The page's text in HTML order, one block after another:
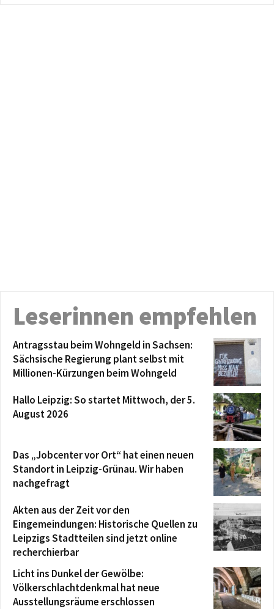
Leserinnen empfehlen
Antragsstau beim Wohngeld in Sachsen:
Sächsische Regierung plant selbst mit
Millionen-Kürzungen beim Wohngeld
Hallo Leipzig: So startet Mittwoch, der 5.
August 2026
Das „Jobcenter vor Ort“ hat einen neuen
Standort in Leipzig-Grünau. Wir haben
nachgefragt
Akten aus der Zeit vor den
Eingemeindungen: Historische Quellen zu
Leipzigs Stadtteilen sind jetzt online
recherchierbar
Licht ins Dunkel der Gewölbe:
Völkerschlachtdenkmal hat neue
Ausstellungsräume erschlossen